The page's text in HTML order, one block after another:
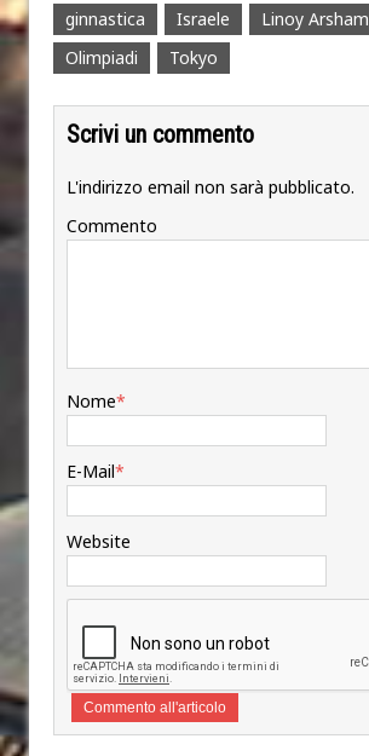
ginnastica Israele
Linoy Arsham
Olimpiadi
Tokyo
Scrivi un commento
L'indirizzo email non sarà pubblicato.
Commento
Nome*
E-Mail*
Website